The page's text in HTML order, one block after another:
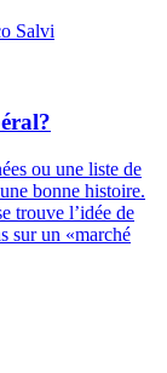
Salvi
ou une liste de
bonne histoire.
trouve l’idée de
sur un «marché